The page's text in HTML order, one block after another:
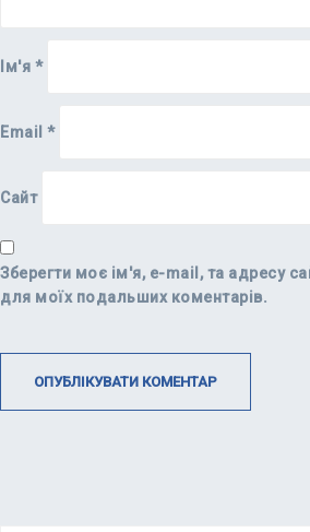
Ім'я *
Email *
Сайт
Зберегти моє ім'я, e-mail, та адресу
для моїх подальших коментарів.